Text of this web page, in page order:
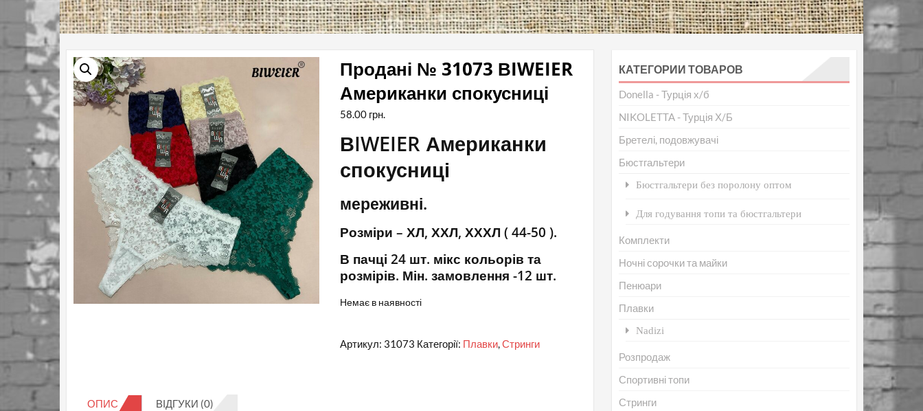
Продані № 31073 ВIWEIER
Американки спокусниці
58.00 грн.
ВIWEIER Американки
спокусниці
мереживні.
Розміри – ХЛ, ХХЛ, ХХХЛ ( 44-50 ).
В пачці 24 шт. мікс кольорів та
розмірів. Мін. замовлення -12 шт.
Немає в наявності
Артикул: 31073 Категорії: Плавки,Стринги
ОПИС ВІДГУКИ (0)
КАТЕГОРИИ ТОВАРОВ
Donella - Турція х/б
NIKOLETTA - Турція Х/Б
Бретелі, подовжувачі
Бюстгальтери
Бюстгальтери без поролону оптом
Для годування топи та бюстгальтери
Комплекти
Ночні сорочки та майки
Пенюари
Плавки
Nadizi
Розпродаж
Спортивні топи
Стринги